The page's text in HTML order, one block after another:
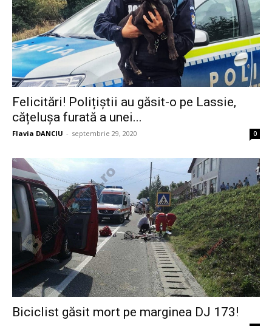
Felicitări! Polițiștii au găsit-o pe Lassie,
cățelușa furată a unei...
Flavia DANCIU - septembrie 29, 2020 0
Biciclist găsit mort pe marginea DJ 173!